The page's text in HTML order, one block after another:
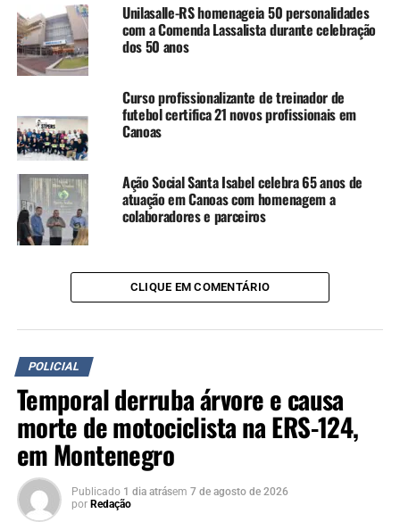
Unilasalle-RS homenageia 50 personalidades
com a Comenda Lassalista durante celebração
dos 50 anos
Curso profissionalizante de treinador de
futebol certifica 21 novos profissionais em
Canoas
Ação Social Santa Isabel celebra 65 anos de
atuação em Canoas com homenagem a
colaboradores e parceiros
CLIQUE EM COMENTÁRIO
POLICIAL
Temporal derruba árvore e causa
morte de motociclista na ERS-124,
em Montenegro
Publicado 1 dia atrásem 7 de agosto de 2026
por Redação